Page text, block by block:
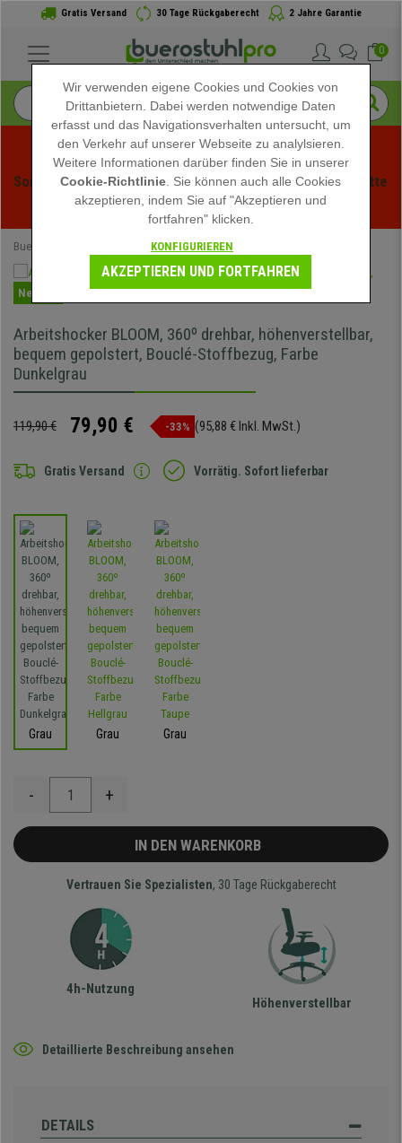
Gratis Versand 30 Tage Rückgaberecht 2 Jahre Garantie
0
Sommerschlussverauf bei buerstuhlpro! Exklusive Rabatte
für kurze Zeit - Aktion ansehen -
Buerostuhlpro Drehstühle
Neuheit
Arbeitshocker BLOOM, 360º drehbar, höhenverstellbar,
bequem gepolstert, Bouclé-Stoffbezug, Farbe
Dunkelgrau
119,90 € 79,90 € -33% (95,88 € Inkl. MwSt.)
Gratis Versand Vorrätig. Sofort lieferbar
Grau Grau Grau
- +
IN DEN WARENKORB
Vertrauen Sie Spezialisten, 30 Tage Rückgaberecht
4h-Nutzung
Höhenverstellbar
Detaillierte Beschreibung ansehen
DETAILS
Wir verwenden eigene Cookies und Cookies von
Drittanbietern. Dabei werden notwendige Daten
erfasst und das Navigationsverhalten untersucht, um
den Verkehr auf unserer Webseite zu analylsieren.
Weitere Informationen darüber finden Sie in unserer
Cookie-Richtlinie . Sie können auch alle Cookies
akzeptieren, indem Sie auf "Akzeptieren und
fortfahren" klicken.
KONFIGURIEREN
AKZEPTIEREN UND FORTFAHREN